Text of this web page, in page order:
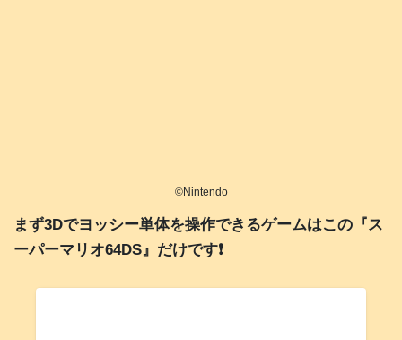
©️Nintendo
まず3Dでヨッシー単体を操作できるゲームはこの『ス
ーパーマリオ64DS』だけです❗️